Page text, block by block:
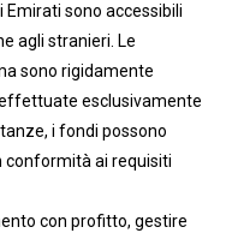
Emirati sono accessibili
agli stranieri. Le
sono rigidamente
esclusivamente
i fondi possono
ai requisiti
con profitto, gestire